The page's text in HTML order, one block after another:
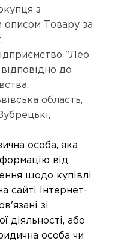
з
Товару за
"Лео
до
область,
особа, яка
від
щодо купівлі
сайті Інтернет-
зі
діяльності, або
особа чи